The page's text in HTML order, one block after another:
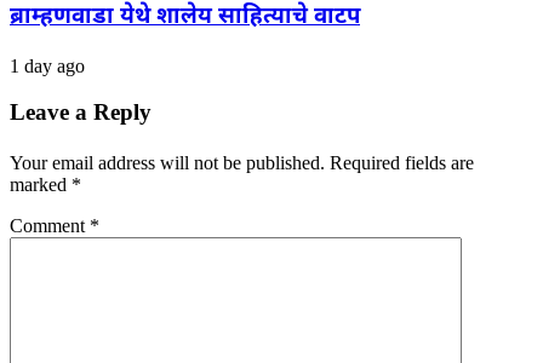
ब्राम्हणवाडा येथे शालेय साहित्याचे वाटप
1 day ago
Leave a Reply
Your email address will not be published. Required fields are
marked *
Comment *